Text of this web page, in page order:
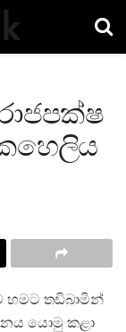
හමට තඩිබාමින්
යොමු කළා